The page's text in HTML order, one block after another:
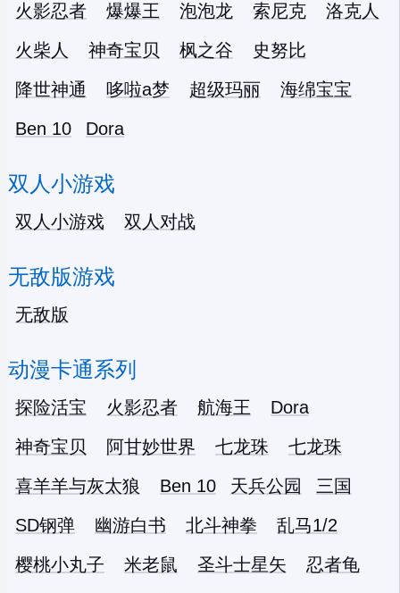
火影忍者 爆爆王 泡泡龙 索尼克
洛克人
火柴人
神奇宝贝 枫之谷
史努比
降世神通
哆啦a梦 超级玛丽
海绵宝宝
Ben 10
Dora
双人小游戏
双人小游戏 双人对战
无敌版游戏
无敌版
动漫卡通系列
探险活宝 火影忍者 航海王
Dora
神奇宝贝
阿甘妙世界 七龙珠
七龙珠
喜羊羊与灰太狼
Ben 10 天兵公园
三国
SD钢弹
幽游白书 北斗神拳
乱马1/2
樱桃小丸子
米老鼠 圣斗士星矢
忍者龟